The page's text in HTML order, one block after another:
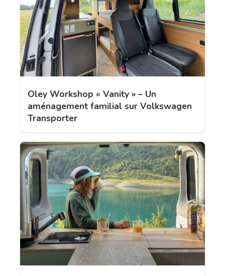
Oley Workshop « Vanity » – Un
aménagement familial sur Volkswagen
Transporter